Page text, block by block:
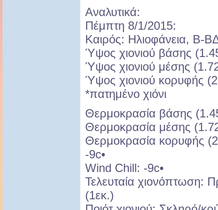
Αναλυτικά:
Πέμπτη 8/1/2015:
Καιρός: Ηλιοφάνεια, Β-
Ύψος χιονιού βάσης
Ύψος χιονιού μέσης
Ύψος χιονιού κορυφής
*πατημένο χιόνι
Θερμοκρασία βάσης
Θερμοκρασία μέσης
Θερμοκρασία κορυφής
-9c•
Wind Chill: -9c•
Τελευταία χιονόπτωση:
(1εκ.)